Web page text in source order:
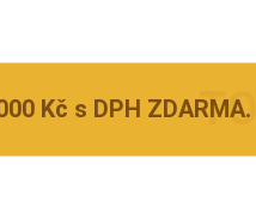
Kč s DPH ZDARMA.